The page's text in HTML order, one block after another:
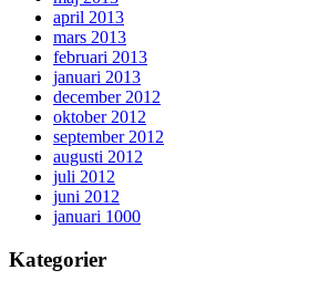
april 2013
mars 2013
februari 2013
januari 2013
december 2012
oktober 2012
september 2012
augusti 2012
juli 2012
juni 2012
januari 1000
Kategorier